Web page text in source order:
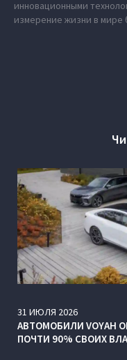
инновационными
измерение жизни в мире
31 ИЮЛЯ 2026
АВТОМОБИЛИ
ПОЧТИ 90% СВОИХ